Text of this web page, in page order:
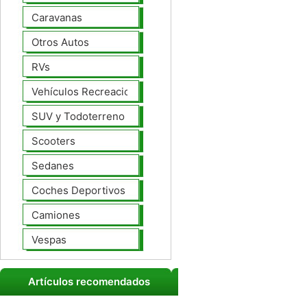
Caravanas
Otros Autos
RVs
Vehículos Recreacionales
SUV y Todoterreno
Scooters
Sedanes
Coches Deportivos
Camiones
Vespas
Artículos recomendados